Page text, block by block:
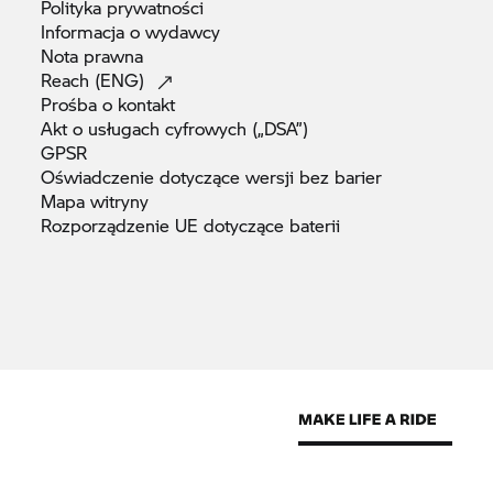
wynikającym z powstania szkody całkowitej,
Działa również w przypadku likwidowania
szkody z ubezpieczenia OC sprawcy.
Szybka i profesjonalna likwidacja szkód.
Ubezpieczenie GAP obowiązuje na terytorium
geograficznym Europy.
Polityka prywatności
Informacja owydawcy
Nota prawna
Reach (ENG)
Prośba o kontakt
Akt o usługach cyfrowych („DSA”)
GPSR
Oświadczenie dotyczące wersji bez barier
Mapawitryny
Rozporządzenie UE dotyczące baterii